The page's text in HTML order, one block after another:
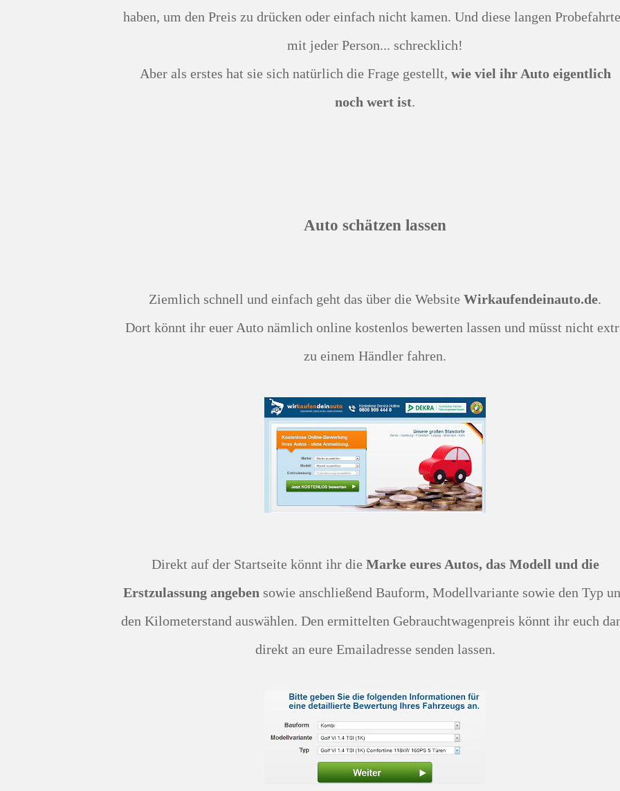
haben, um den Preis zu drücken oder einfach nicht kamen. Und diese langen
mit jeder Person... schrecklich!
Aber als erstes hat sie sich natürlich die Frage gestellt, wie viel ihr Auto eigentlich
noch wert ist.
Auto schätzen lassen
Ziemlich schnell und einfach geht das über die Website Wirkaufendeinauto.de.
Dort könnt ihr euer Auto nämlich online kostenlos bewerten lassen und müsst nicht extra
zu einem Händler fahren.
Direkt auf der Startseite könnt ihr die Marke eures Autos, das Modell und die
Erstzulassung angeben sowie anschließend Bauform, Modellvariante sowie den Typ
den Kilometerstand auswählen. Den ermittelten Gebrauchtwagenpreis könnt ihr euch
direkt an eure Emailadresse senden lassen.